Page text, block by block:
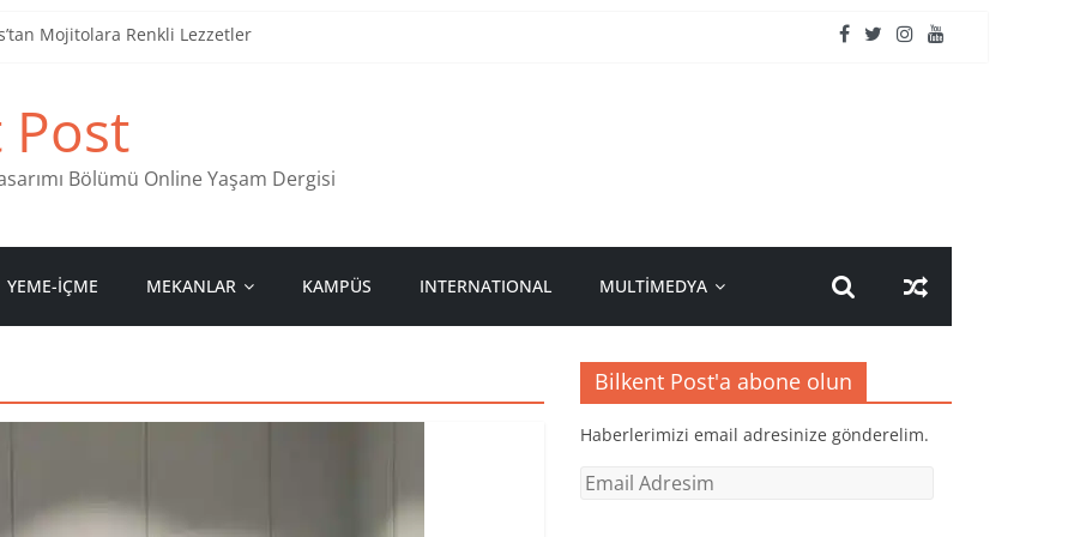
Mojitolara Renkli Lezzetler
Stamps in Ankara
Bölümü Online Yaşam Dergisi
YEME-İÇME MEKANLAR KAMPÜS INTERNATIONAL MULTİMEDYA
Bilkent Post'a abone olun
Haberlerimizi email adresinize gönderelim.
Email